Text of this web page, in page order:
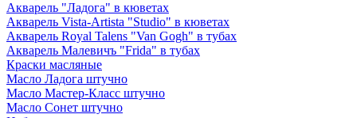
Акварель "Ладога" в кюветах
Акварель Vista-Artista "Studio" в кюветах
Акварель Royal Talens "Van Gogh" в тубах
Акварель Малевичъ "Frida" в тубах
Краски масляные
Масло Ладога штучно
Масло Мастер-Класс штучно
Масло Сонет штучно